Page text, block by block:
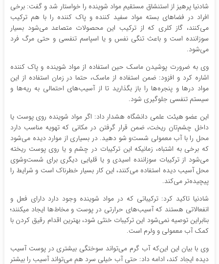
شادنیا پرهیز از استنشاق مستقیم مواد شوینده را خواستار شد و گفت: برخی
افراد در فضاهای بسته مواد سفید کننده و پاک کننده را با هم ترکیب
می‌کنند، گاز کلری که از ترکیب این محصولات متصاعد می‌شود بسیار
سوزاننده است و باعث تنگی نفس و یا اسپاسم تنفسی و حتی مرگ فرد
می‌شود.
وی به ضرورت پوشیدن ماسک حین استفاده از مواد شوینده و پاک کننده
اشاره کرد و افزود: ضمن استفاده از ماسک، حتما در زمان استفاده از این
مواد درها و پنجره‌ها را باز بگذارید تا از آسیب‌های احتمالی به ریه‌ها و
سیستم تنفسی جلوگیری شود.
این عضو هیئت علمی دانشگاه هشدار داد: اگر مواد شوینده روی پوست یا
داخل چشم‌تان ریخت، ضمن قرار گرفتن در مکانی که تهویه مناسب دارد
محل را با آب معمولی شست‌و شو دهید. در بسیاری از موارد دیده می‌شود
که برخی به اشتباه، زمانی‎که این ترکیبات در چشم و یا روی پوست ریخته
می‌شود از ترکیبات سوزاننده اسیدی و یا قلیایی دیگری برای شست‌وشوی
محل آسیب دیده استفاده می‌کنند، این کار بسیار خطرناک است و شرایط را
پیچیده‌تر می‌کند.
شادنیا تاکید کرد: ترکیباتی که در مواد شوینده وجود دارد دارای فعل و
انفعالاتی هستند که آسیب‌های حرارتی در پوست و مخاط‌ها ایجاد می‎کنند؛
بنابراین توصیه نمی‌شود این ترکیبات خنثی شود، بهترین اقدام رقیق کردن با
کمک آب معمولی و ولرم است.
وی با بیان این این‌که آب گرم می‌تواند سوختگی بیشتری در پوست آسیب
دیده ایجاد کند، ادامه داد: حتی آب خیلی سرد هم می‌تواند آسیب را بیشتر